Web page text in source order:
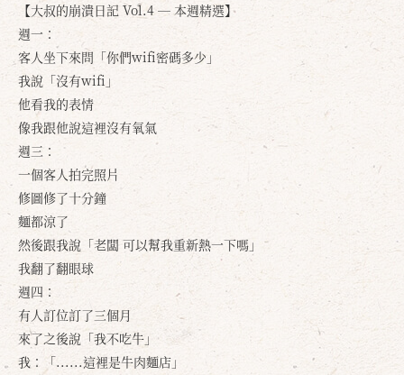
【大叔的崩潰日記 Vol.4 — 本週精選】
週一：
客人坐下來問「你們wifi密碼多少」
我說「沒有wifi」
他看我的表情
像我跟他說這裡沒有氧氣
週三：
一個客人拍完照片
修圖修了十分鐘
麵都涼了
然後跟我說「老闆 可以幫我重新熱一下嗎」
我翻了翻眼球
週四：
有人訂位訂了三個月
來了之後說「我不吃牛」
我：「......這裡是牛肉麵店」